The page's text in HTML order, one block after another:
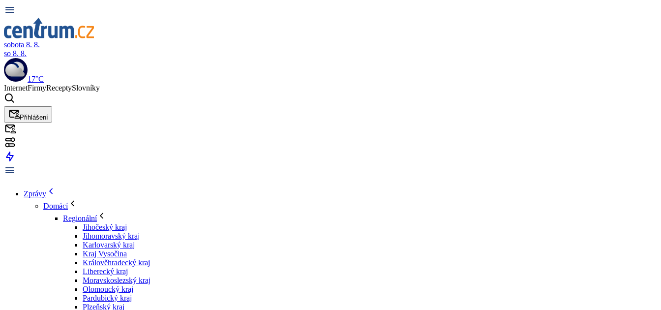
sobota 8. 8.
so 8. 8.
17°C
InternetFirmyReceptySlovníky
Přihlášení
Zprávy
Domácí
Regionální
Jihočeský kraj
Jihomoravský kraj
Karlovarský kraj
Kraj Vysočina
Králověhradecký kraj
Liberecký kraj
Moravskoslezský kraj
Olomoucký kraj
Pardubický kraj
Plzeňský kraj